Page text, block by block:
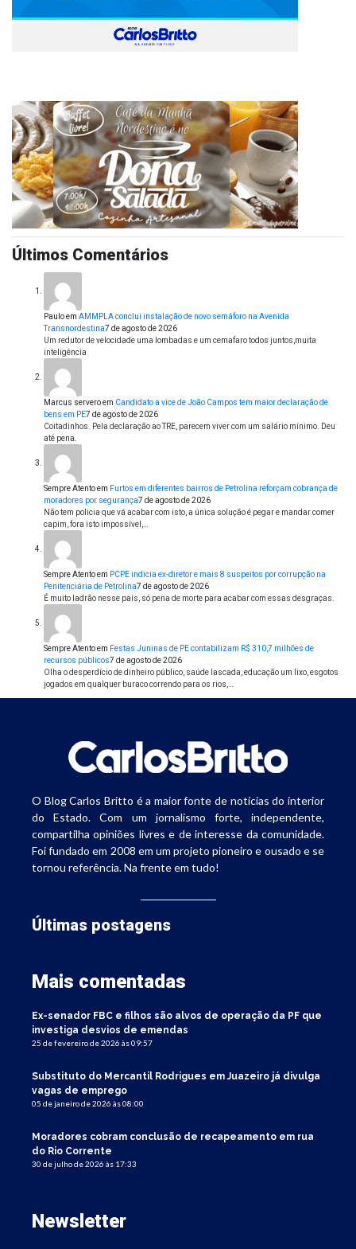
Últimos Comentários
Pauloem AMMPLA conclui instalação de novo semáforo na Avenida
Transnordestina7 de agosto de 2026
Um redutor de velocidade uma lombadas e um cemafaro todos juntos,muita
inteligência
Marcus serveroem Candidato a vice de João Campos tem maior declaração de
bens em PE7 de agosto de 2026
Coitadinhos. Pela declaração ao TRE, parecem viver com um salário mínimo. Deu
até pena.
Sempre Atentoem Furtos em diferentes bairros de Petrolina reforçam cobrança de
moradores por segurança7 de agosto de 2026
Não tem policia que vá acabar com isto, a única solução é pegar e mandar comer
capim, fora isto impossível,…
Sempre Atentoem PCPE indicia ex-diretor e mais 8 suspeitos por corrupção na
Penitenciária de Petrolina7 de agosto de 2026
É muito ladrão nesse país, só pena de morte para acabar com essas desgraças.
Sempre Atentoem Festas Juninas de PE contabilizam R$ 310,7 milhões de
recursos públicos7 de agosto de 2026
Olha o desperdício de dinheiro público, saúde lascada, educação um lixo, esgotos
jogados em qualquer buraco correndo para os rios,…
O Blog Carlos Britto é a maior fonte de notícias do interior
do Estado. Com um jornalismo forte, independente,
compartilha opiniões livres e de interesse da comunidade.
Foi fundado em 2008 em um projeto pioneiro e ousado e se
tornou referência. Na frente em tudo!
Últimas postagens
Mais comentadas
Ex-senador FBC e filhos são alvos de operação da PF que
investiga desvios de emendas
25 de fevereiro de 2026 às 09:57
Substituto do Mercantil Rodrigues em Juazeiro já divulga
vagas de emprego
05 de janeiro de 2026 às 08:00
Moradores cobram conclusão de recapeamento em rua
do Rio Corrente
30 de julho de 2026 às 17:33
Newsletter